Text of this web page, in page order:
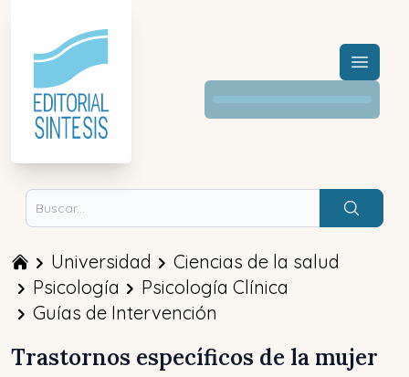
Menú
Buscar
Universidad
Ciencias de la salud
Psicología
Psicología Clínica
Guías de Intervención
Trastornos específicos de la mujer